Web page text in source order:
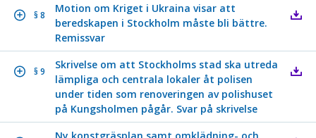
§ 8
Motion om Kriget i Ukraina visar att
beredskapen i Stockholm måste bli bättre.
Remissvar
§ 9
Skrivelse om att Stockholms stad ska utreda
lämpliga och centrala lokaler åt polisen
under tiden som renoveringen av polishuset
på Kungsholmen pågår. Svar på skrivelse
Ny konstgräsplan samt omklädning- och